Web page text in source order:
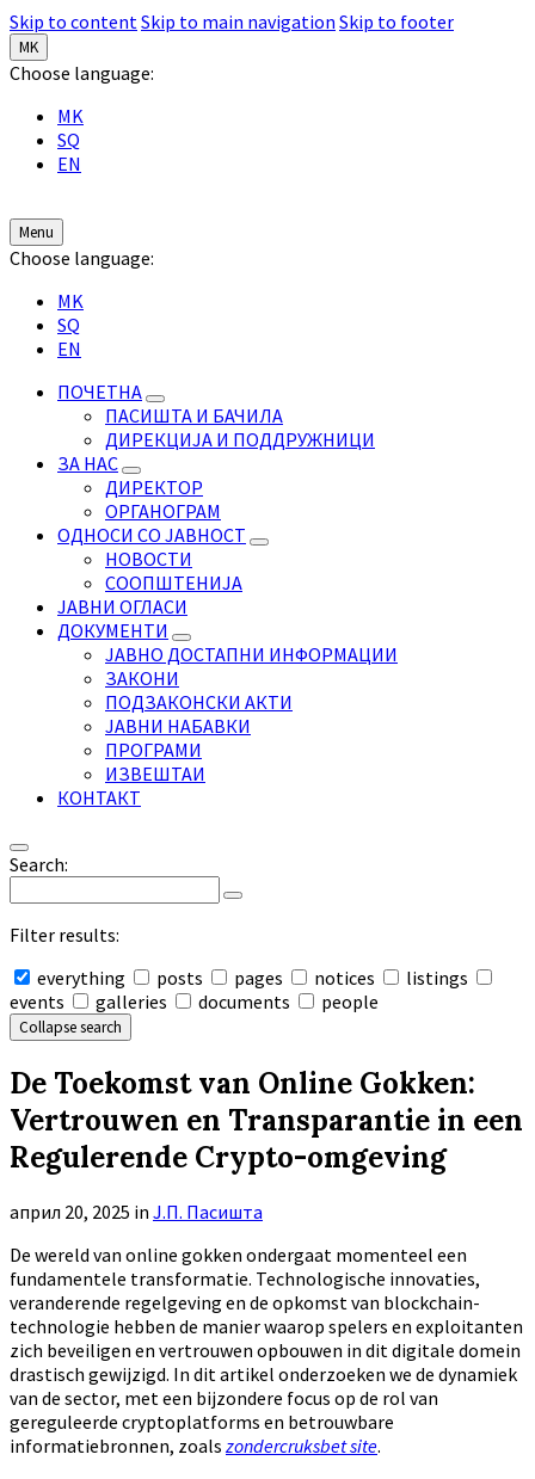
Skip to contentSkip to main navigation Skip to footer
MK
Choose language:
MK
SQ
EN
Menu
Choose language:
MK
SQ
EN
ПОЧЕТНА
ПАСИШТА И БАЧИЛА
ДИРЕКЦИЈА И ПОДДРУЖНИЦИ
ЗА НАС
ДИРЕКТОР
ОРГАНОГРАМ
ОДНОСИ СО ЈАВНОСТ
НОВОСТИ
СООПШТЕНИЈА
ЈАВНИ ОГЛАСИ
ДОКУМЕНТИ
ЈАВНО ДОСТАПНИ ИНФОРМАЦИИ
ЗАКОНИ
ПОДЗАКОНСКИ АКТИ
ЈАВНИ НАБАВКИ
ПРОГРАМИ
ИЗВЕШТАИ
КОНТАКТ
Search:
Filter results:
everything
posts pages notices
listings
events
galleries documents people
Collapse search
De Toekomst van Online Gokken:
Vertrouwen en Transparantie in een
Regulerende Crypto-omgeving
април 20, 2025 in Ј.П. Пасишта
De wereld van online gokken ondergaat momenteel een
fundamentele transformatie. Technologische innovaties,
veranderende regelgeving en de opkomst van blockchain-
technologie hebben de manier waarop spelers en exploitanten
zich beveiligen en vertrouwen opbouwen in dit digitale domein
drastisch gewijzigd. In dit artikel onderzoeken we de dynamiek
van de sector, met een bijzondere focus op de rol van
gereguleerde cryptoplatforms en betrouwbare
informatiebronnen, zoals zondercruksbet site.